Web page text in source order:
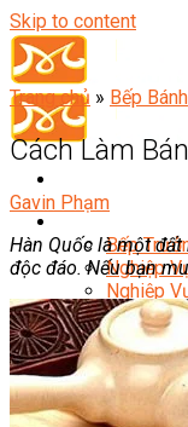
Skip to content
Bếp
Nghiệp
Nghiệp
Nghiệp
Nghiệp
Nghiệp
Nghiệp
Nghiệp
Trang chủ » Bếp Bánh
Cách Làm
Gavin Phạm
Hàn Quốc là một
độc đáo. Nếu bạn